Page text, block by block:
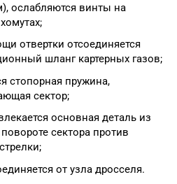
ослабляются винты на
отвертки отсоединяется
шланг картерных газов;
стопорная пружина,
сектор;
основная деталь из
сектора против
от узла дросселя.